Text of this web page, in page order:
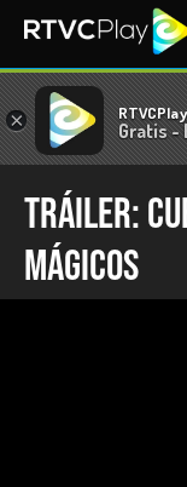
× RTVCPlay
Gratis -
Tráiler:
mágicos